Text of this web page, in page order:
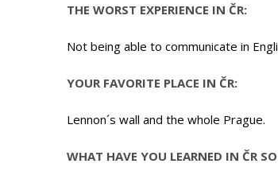
THE WORST EXPERIENCE IN ČR:
Not being able to communicate in
YOUR FAVORITE PLACE IN ČR:
Lennon´s wall and the whole Prague.
WHAT HAVE YOU LEARNED IN ČR